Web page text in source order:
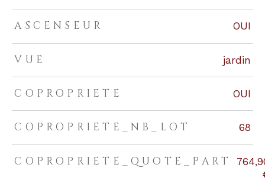
ASCENSEUR OUI
VUE jardin
COPROPRIETE OUI
COPROPRIETE_NB_LOT 68
COPROPRIETE_QUOTE_PART